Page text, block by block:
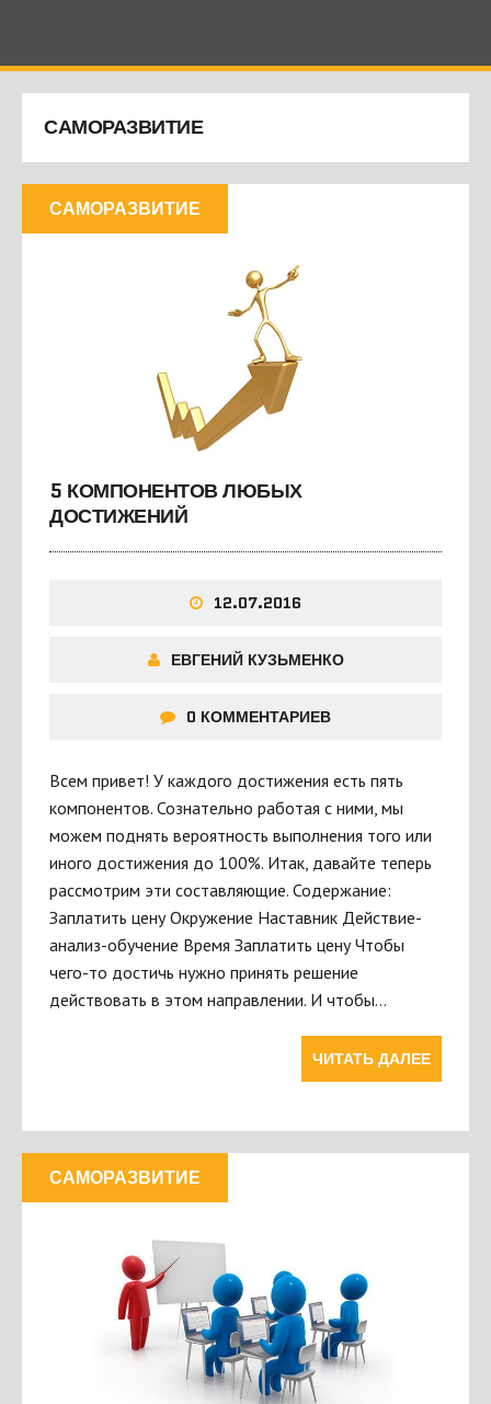
САМОРАЗВИТИЕ
САМОРАЗВИТИЕ
5 КОМПОНЕНТОВ ЛЮБЫХ
ДОСТИЖЕНИЙ
12.07.2016
ЕВГЕНИЙ КУЗЬМЕНКО
0 КОММЕНТАРИЕВ
Всем привет! У каждого достижения есть пять
компонентов. Сознательно работая с ними, мы
можем поднять вероятность выполнения того или
иного достижения до 100%. Итак, давайте теперь
рассмотрим эти составляющие. Содержание:
Заплатить цену Окружение Наставник Действие-
анализ-обучение Время Заплатить цену Чтобы
чего-то достичь нужно принять решение
действовать в этом направлении. И чтобы…
ЧИТАТЬ ДАЛЕЕ
САМОРАЗВИТИЕ